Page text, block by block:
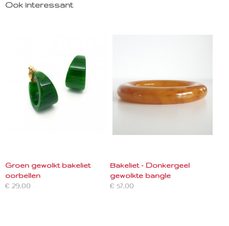
Ook interessant
Groen gewolkt bakeliet
oorbellen
€ 29,00
Bakeliet - Donkergeel
gewolkte bangle
€ 57,00